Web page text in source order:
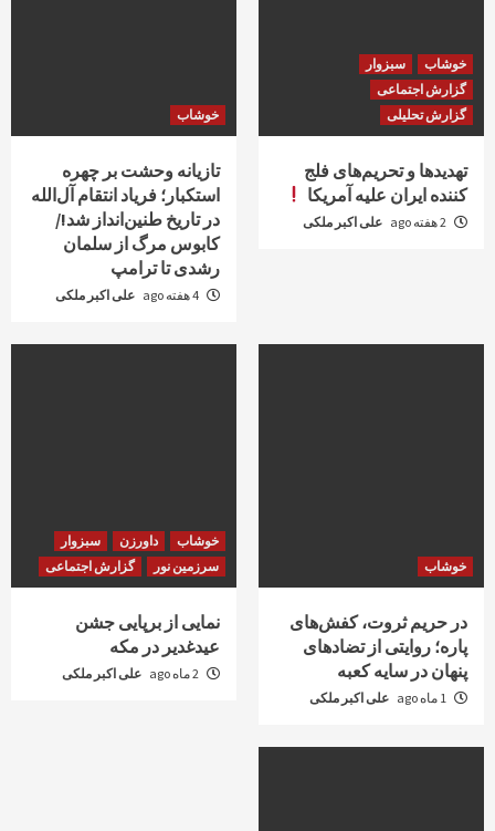
خوشاب
سبزوار
گزارش اجتماعی
گزارش تحلیلی
تهدیدها و تحریم‌های فلج
کننده ایران علیه آمریکا
علی اکبر ملکی
خوشاب
تازیانه وحشت بر چهره
استکبار؛ فریاد انتقام آل‌الله
در تاریخ طنین‌انداز شد!/
کابوس مرگ از سلمان
رشدی تا ترامپ
علی اکبر ملکی
خوشاب
در حریم ثروت، کفش‌های
پاره؛ روایتی از تضادهای
پنهان در سایه کعبه
علی اکبر ملکی
خوشاب داورزن
سبزوار
سرزمین نور
گزارش اجتماعی
نمایی از برپایی جشن
عیدغدیر در مکه
علی اکبر ملکی